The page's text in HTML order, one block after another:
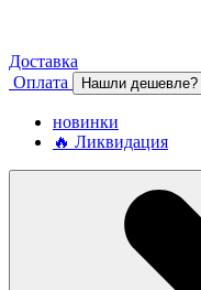
Доставка
Оплата
Нашли дешевле?
новинки
🔥 Ликвидация